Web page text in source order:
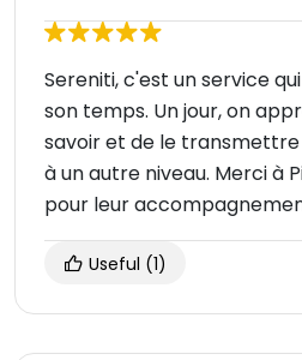
Sereniti, c'est un service
son temps. Un jour, on
savoir et de le
à un autre niveau. Merci à
pour leur
Useful (1)